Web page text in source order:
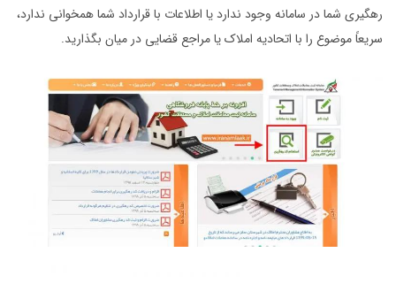
رهگیری شما در سامانه وجود ندارد یا اطلاعات با قرارداد شما همخوانی ندارد،
سریعاً موضوع را با اتحادیه املاک یا مراجع قضایی در میان بگذارید.